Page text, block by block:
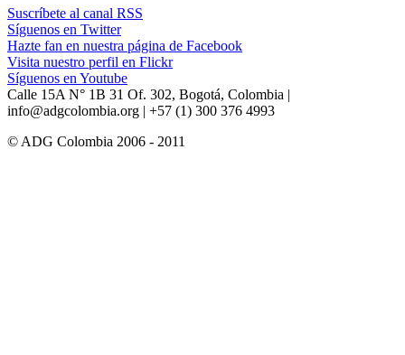
Suscríbete al canal RSS
Síguenos en Twitter
Hazte fan en nuestra página de Facebook
Visita nuestro perfil en Flickr
Síguenos en Youtube
Calle 15A N° 1B 31 Of. 302, Bogotá, Colombia |
info@adgcolombia.org | +57 (1) 300 376 4993
© ADG Colombia 2006 - 2011